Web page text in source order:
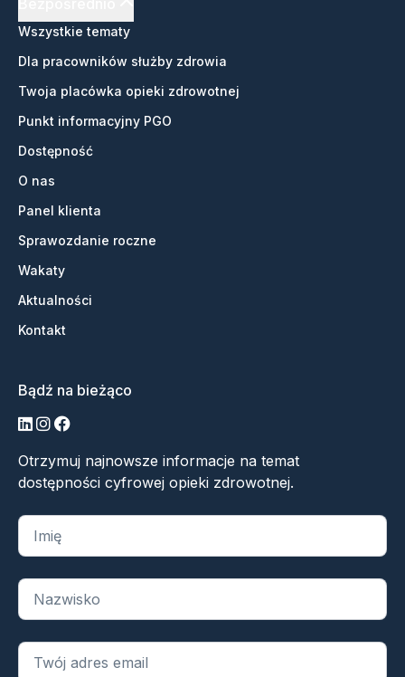
Wszystkie tematy
Dla pracowników służby zdrowia
Twoja placówka opieki zdrowotnej
Punkt informacyjny PGO
Dostępność
O nas
Panel klienta
Sprawozdanie roczne
Wakaty
Aktualności
Kontakt
Bądź na bieżąco
LinkedIn
Instagram
Facebook
Otrzymuj najnowsze informacje na temat
dostępności cyfrowej opieki zdrowotnej.
„*” oznacza wymagane pola